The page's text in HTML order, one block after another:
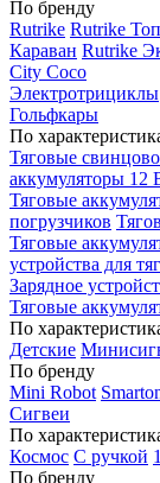
По бренду
Rutrike Rutrike
Караван Rutrike
City Coco
Электротрициклы
Гольфкары
По
Тяговые
аккумуляторы 12
Тяговые
погрузчиков
Тяговые
устройства для
Зарядное
Тяговые
По
Детские
По бренду
Mini Robot
Сигвеи
По
Космос С ручкой
По бренду